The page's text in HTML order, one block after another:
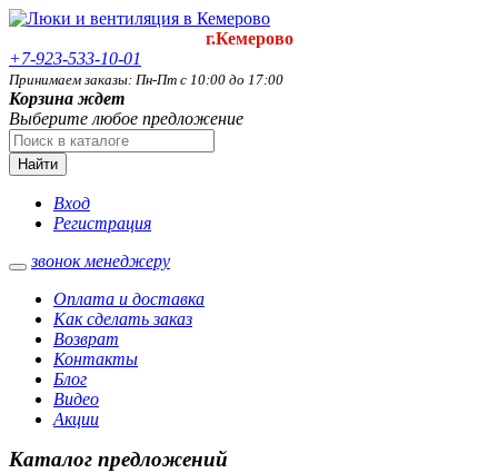
г.Кемерово
+7-923-533-10-01
Принимаем заказы: Пн-Пт с 10:00 до 17:00
Корзина ждет
Выберите любое предложение
Найти
Вход
Регистрация
звонок менеджеру
Оплата и доставка
Как сделать заказ
Возврат
Контакты
Блог
Видео
Акции
Каталог предложений